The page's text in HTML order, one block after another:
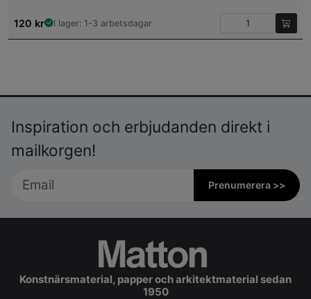
120 kr I lager: 1-3 arbetsdagar
Inspiration och erbjudanden direkt i
mailkorgen!
Prenumerera >>
Konstnärsmaterial, papper och arkitektmaterial sedan
1950